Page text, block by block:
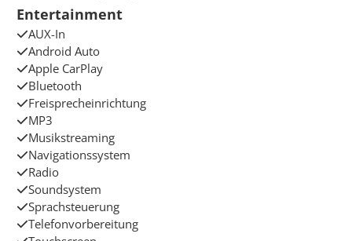
Entertainment
AUX-In
Android Auto
Apple CarPlay
Bluetooth
Freisprecheinrichtung
MP3
Musikstreaming
Navigationssystem
Radio
Soundsystem
Sprachsteuerung
Telefonvorbereitung